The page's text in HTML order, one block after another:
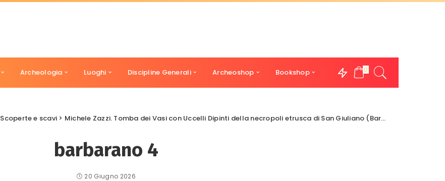
Archeologia Luoghi Discipline Generali Archeoshop Bookshop 0
Scoperte e scavi > Michele Zazzi. Tomba dei Vasi con Uccelli Dipinti della necropoli etrusca di San Giuliano (Barbarano Romano, VT).
barbarano 4
20 Giugno 2026